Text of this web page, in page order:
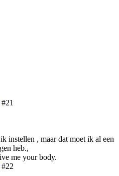
#21
instellen , maar dat moet ik al een
heb.,
me your body.
#22